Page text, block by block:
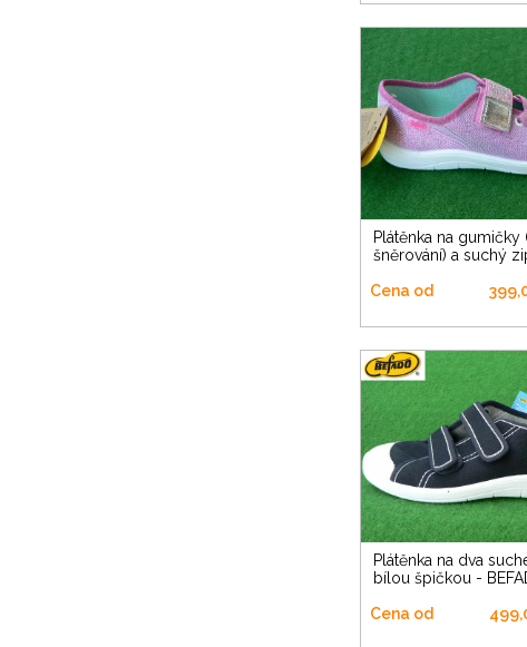
Plátěnka na gumičky (jako
šněrování) a suchý
Cena od
Plátěnka na dva suché zipy s
bílou špičkou -
Cena od